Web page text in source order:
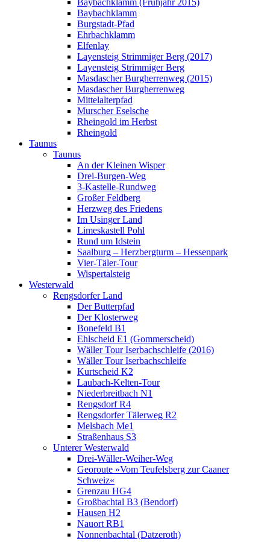
Baybachklamm (Frühjahr 2015)
Baybachklamm
Burgstadt-Pfad
Ehrbachklamm
Elfenlay
Layensteig Strimmiger Berg (2017)
Layensteig Strimmiger Berg
Masdascher Burgherrenweg (2015)
Masdascher Burgherrenweg
Mittelalterpfad
Murscher Eselsche
Rheingold im Herbst
Rheingold
Taunus
Taunus
An der Kleinen Wisper
Drei-Burgen-Weg
3-Kastelle-Rundweg
Großer Feldberg
Herzweg des Friedens
Im Usinger Land
Limeskastell Pohl
Rund um Idstein
Saalburg – Herzbergturm – Hessenpark
Vier-Täler-Tour
Wispertalsteig
Westerwald
Rengsdorfer Land
Der Butterpfad
Der Klosterweg
Bonefeld B1
Ehlscheid E1 (Gommerscheid)
Wäller Tour Iserbachschleife (2016)
Wäller Tour Iserbachschleife
Kurtscheid K2
Laubach-Kelten-Tour
Niederbreitbach N1
Rengsdorf R4
Rengsdorfer Tälerweg R2
Melsbach Me1
Straßenhaus S3
Unterer Westerwald
Drei-Wäller-Weiher-Weg
Georoute »Vom Teufelsberg zur Caaner
Schweiz«
Grenzau HG4
Großbachtal B3 (Bendorf)
Hausen H2
Nauort RB1
Nonnenbachtal (Datzeroth)